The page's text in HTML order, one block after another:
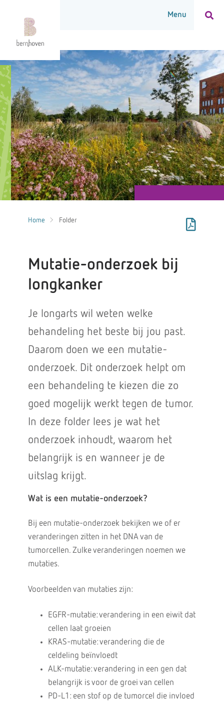
Home Folder
Mutatie-onderzoek bij
longkanker
Je longarts wil weten welke
behandeling het beste bij jou past.
Daarom doen we een mutatie-
onderzoek. Dit onderzoek helpt om
een behandeling te kiezen die zo
goed mogelijk werkt tegen de tumor.
In deze folder lees je wat het
onderzoek inhoudt, waarom het
belangrijk is en wanneer je de
uitslag krijgt.
Wat is een mutatie-onderzoek?
Bij een mutatie-onderzoek bekijken we of er
veranderingen zitten in het DNA van de
tumorcellen. Zulke veranderingen noemen we
mutaties.
Voorbeelden van mutaties zijn:
EGFR-mutatie: verandering in een eiwit dat
cellen laat groeien
KRAS-mutatie: verandering die de
celdeling beïnvloedt
ALK-mutatie: verandering in een gen dat
belangrijk is voor de groei van cellen
PD-L1: een stof op de tumorcel die invloed